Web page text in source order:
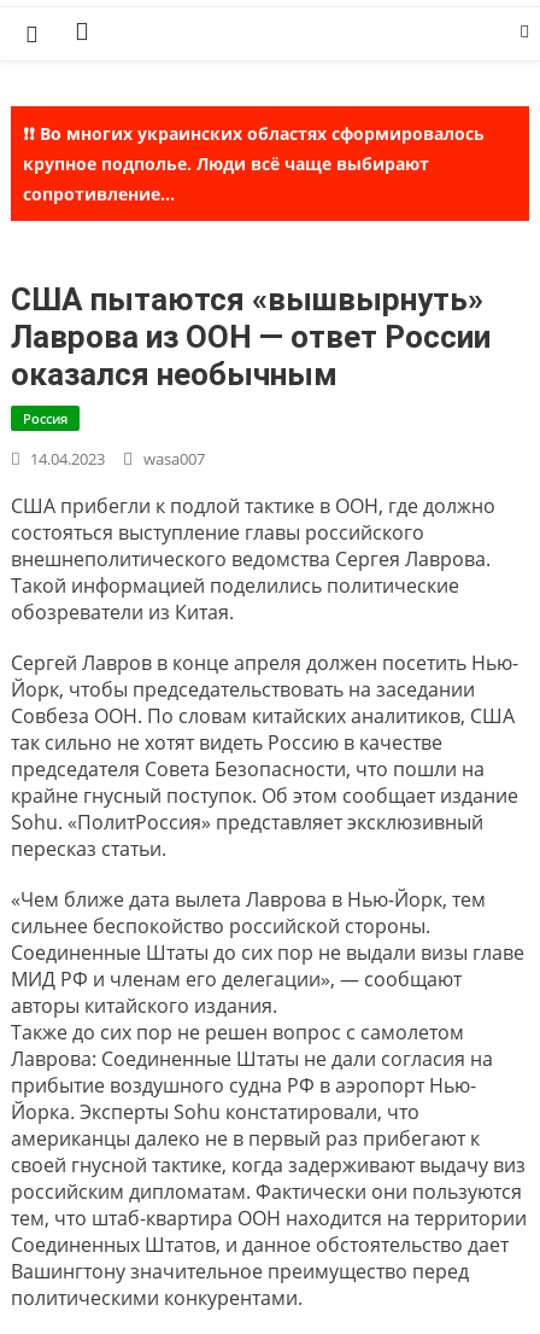
❗❗ Во многих украинских областях сформировалось
крупное подполье. Люди всё чаще выбирают
сопротивление...
США пытаются «вышвырнуть»
Лаврова из ООН — ответ России
оказался необычным
Россия
14.04.2023 wasa007
США прибегли к подлой тактике в ООН, где должно
состояться выступление главы российского
внешнеполитического ведомства Сергея Лаврова.
Такой информацией поделились политические
обозреватели из Китая.
Сергей Лавров в конце апреля должен посетить Нью-
Йорк, чтобы председательствовать на заседании
Совбеза ООН. По словам китайских аналитиков, США
так сильно не хотят видеть Россию в качестве
председателя Совета Безопасности, что пошли на
крайне гнусный поступок. Об этом сообщает издание
Sohu. «ПолитРоссия» представляет эксклюзивный
пересказ статьи.
«Чем ближе дата вылета Лаврова в Нью-Йорк, тем
сильнее беспокойство российской стороны.
Соединенные Штаты до сих пор не выдали визы главе
МИД РФ и членам его делегации», — сообщают
авторы китайского издания.
Также до сих пор не решен вопрос с самолетом
Лаврова: Соединенные Штаты не дали согласия на
прибытие воздушного судна РФ в аэропорт Нью-
Йорка. Эксперты Sohu констатировали, что
американцы далеко не в первый раз прибегают к
своей гнусной тактике, когда задерживают выдачу виз
российским дипломатам. Фактически они пользуются
тем, что штаб-квартира ООН находится на территории
Соединенных Штатов, и данное обстоятельство дает
Вашингтону значительное преимущество перед
политическими конкурентами.